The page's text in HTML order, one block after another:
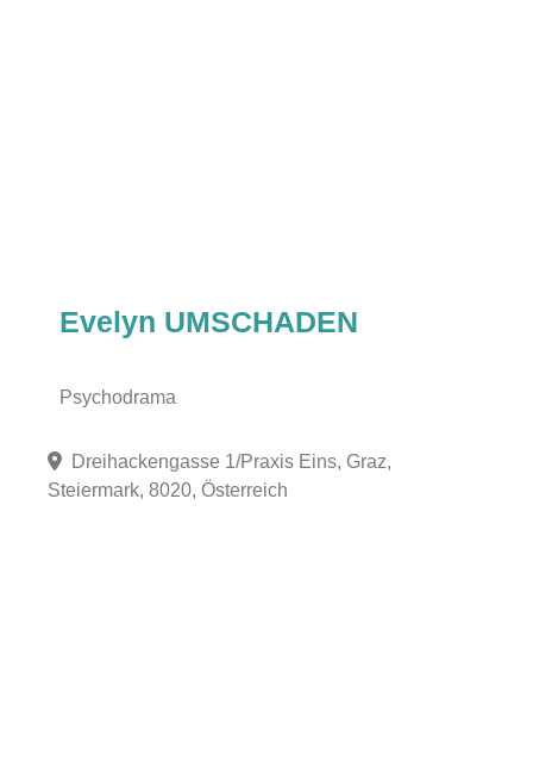
Evelyn UMSCHADEN
Psychodrama
Dreihackengasse 1/Praxis Eins, Graz,
Steiermark, 8020, Österreich